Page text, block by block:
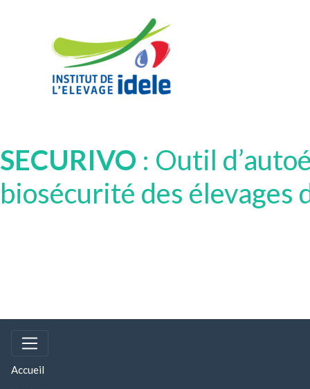
SECURIVO : Outil
biosécurité des élevages
Accueil